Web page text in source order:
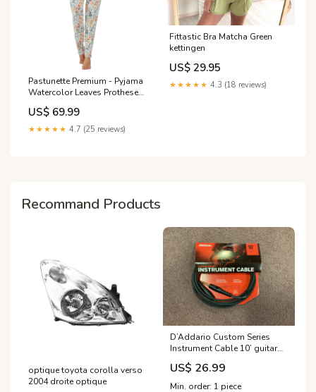
Pastunette Premium - Pyjama
Watercolor Leaves Prothese
onderhoud
US$ 69.99
★★★★★ 4.7 (25 reviews)
Fittastic Bra Matcha Green
kettingen
US$ 29.95
★★★★★ 4.3 (18 reviews)
Recommand Products
optique toyota corolla verso
2004 droite optique
D’Addario Custom Series
Instrument Cable 10’ guitar
combo amp
US$ 26.99
Min. order: 1 piece